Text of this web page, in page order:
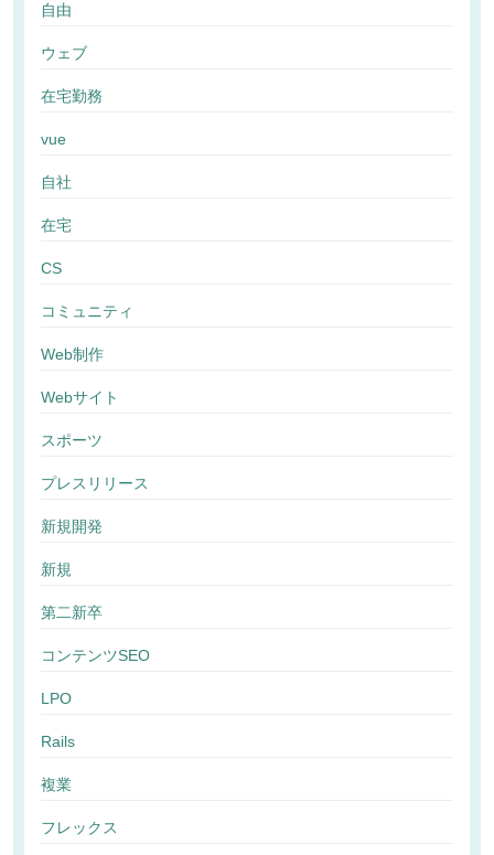
自由
ウェブ
在宅勤務
vue
自社
在宅
CS
コミュニティ
Web制作
Webサイト
スポーツ
プレスリリース
新規開発
新規
第二新卒
コンテンツSEO
LPO
Rails
複業
フレックス